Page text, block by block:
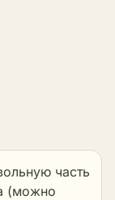
часть
(можно